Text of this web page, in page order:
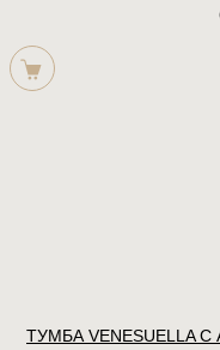
ТУМБА VENESUELLA